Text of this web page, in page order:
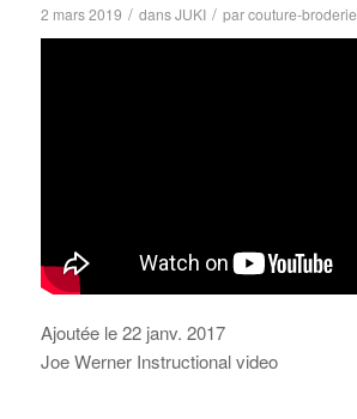
2 mars 2019 / dansJUKI / parcouture-broderie
Ajoutée le 22 janv. 2017
Joe Werner Instructional video